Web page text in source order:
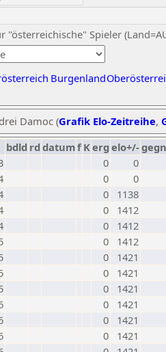
"österreichische" Spieler
Burgenland
Damoc (Grafik Elo-Zeitreihe,
bdld rd datumf Kerg elo+/-
0
0
0
0
0
1138
0
1412
0
1412
0
1412
0
1421
0
1421
0
1421
0
1421
0
1421
0
1421